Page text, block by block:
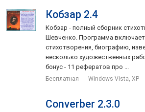
Кобзар 2.4
Кобзар - полный сборник
Шевченко. Программа включает
стихотворения, биографию,
несколько художественных
бонус - 11 рефератов про ...
Бесплатная Windows Vista, XP
Converber 2.3.0